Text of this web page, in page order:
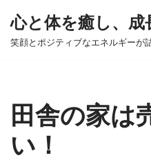
コ
ツ
へ
ス
キ
心と体を癒し、成
笑顔とポジティブなエネルギーが
田舎の家は
い！